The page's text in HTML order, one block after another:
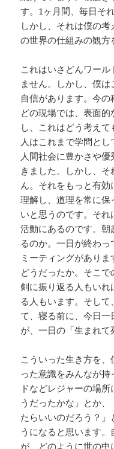
す。1ヶ月間、毎日そ
しかし、それは僕の
の世界の仕組みの観方
これはいさどんワー
ません。しかし、僕
自信があります。今
どの現場では、表面
し、これはどう考えて
人はこれまで学問と
人間社会に豊かさや
きました。しかし、
ん。それをもっと有
理解し、道理を常に
いと思うのです。それ
活動にあるのです。朝
るのか。一日が終わ
ミーティングがあり
どうだったか。そこ
剣に振り返る人もい
る人もいます。そし
て、寝る前に、今日
が、一日の「生まれて
こういった生き方を
った意識をみんなが
ドなどレジャーの場
うだったかな」とか
たらいいのだろう？
うになると思います
が、どのように世の